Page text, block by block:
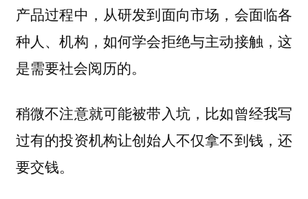
产品过程中，从研发到面向市场，会面临各
种人、机构，如何学会拒绝与主动接触，这
是需要社会阅历的。
稍微不注意就可能被带入坑，比如曾经我写
过有的投资机构让创始人不仅拿不到钱，还
要交钱。